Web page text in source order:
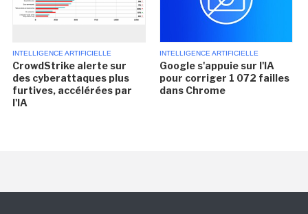
INTELLIGENCE ARTIFICIELLE
CrowdStrike alerte sur
des cyberattaques plus
furtives, accélérées par
l'IA
INTELLIGENCE ARTIFICIELLE
Google s'appuie sur l'IA
pour corriger 1 072 failles
dans Chrome